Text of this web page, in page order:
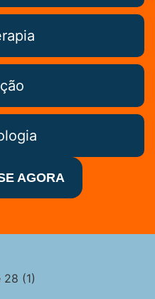
AGORA